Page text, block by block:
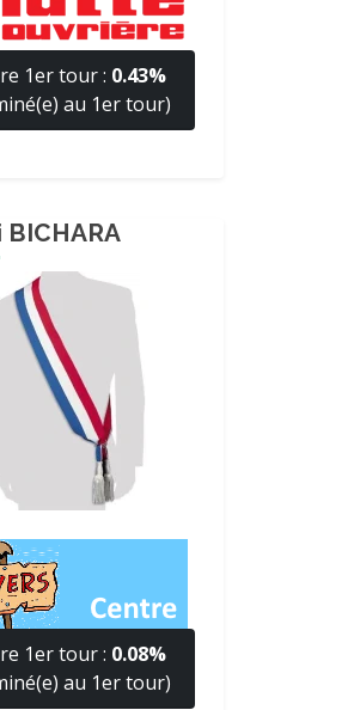
1er tour : 0.43%
au 1er tour)
BICHARA
1er tour : 0.08%
au 1er tour)